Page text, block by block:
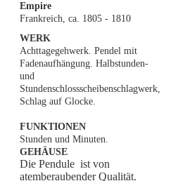
Empire
Frankreich, ca. 1805 - 1810
WERK
Achttagegehwerk. Pendel mit
Fadenaufhängung. Halbstunden-
und
Stundenschlossscheibenschlagwerk,
Schlag auf Glocke.
FUNKTIONEN
Stunden und Minuten.
GEHÄUSE
Die Pendule ist von
atemberaubender Qualität.